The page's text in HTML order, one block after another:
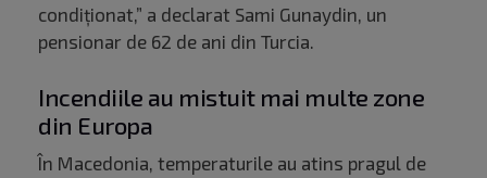
condiționat,” a declarat Sami Gunaydin, un
pensionar de 62 de ani din Turcia.
Incendiile au mistuit mai multe zone
din Europa
În Macedonia, temperaturile au atins pragul de